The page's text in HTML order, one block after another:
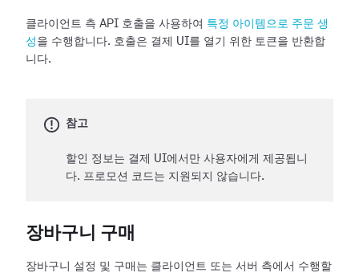
클라이언트 측 API 호출을 사용하여 특정 아이템으로 주문 생
성 을 수행합니다. 호출은 결제 UI를 열기 위한 토큰을 반환합
니다.
참고
할인 정보는 결제 UI에서만 사용자에게 제공됩니
다. 프로모션 코드는 지원되지 않습니다.
장바구니 구매
장바구니 설정 및 구매는 클라이언트 또는 서버 측에서 수행할